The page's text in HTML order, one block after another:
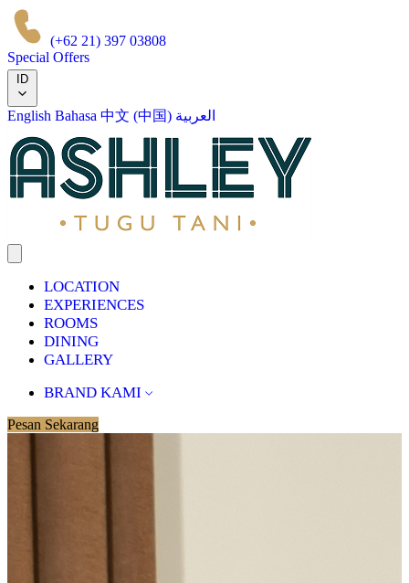
(+62 21) 397 03808
Special Offers
ID
English Bahasa 中文 (中国) العربية
LOCATION
EXPERIENCES
ROOMS
DINING
GALLERY
BRAND KAMI
Pesan Sekarang